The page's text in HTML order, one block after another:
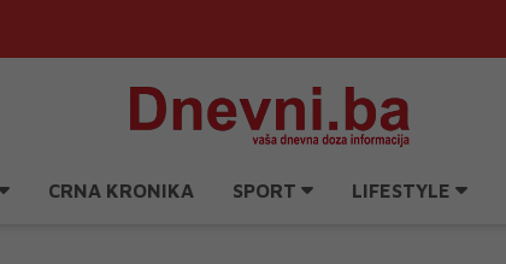
CRNA KRONIKA SPORT LIFESTYLE